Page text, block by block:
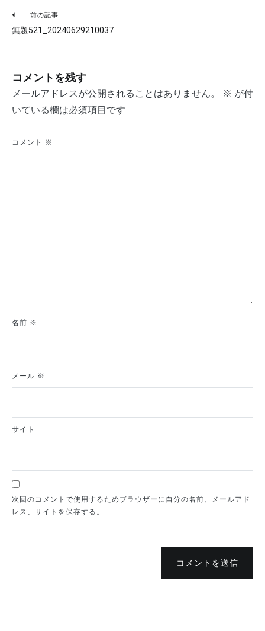
投
稿
ビ
ゲ
シ
前の記事
無題521_20240629210037
コメントを残す
メールアドレスが公開されることはありません。 ※ が付
いている欄は必須項目です
コメント ※
名前 ※
メール ※
サイト
次回のコメントで使用するためブラウザーに自分の名前、メールアド
レス、サイトを保存する。
コメントを送信